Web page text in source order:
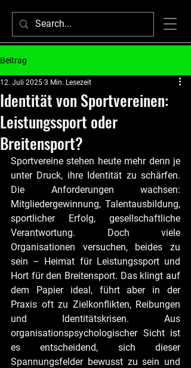
Beitrag
Identität von Sportvereinen:
Leistungssport oder
Breitensport?
12. Juli 2025 3 Min. Lesezeit
Sportvereine stehen heute mehr denn je
unter Druck, ihre Identität zu schärfen.
Die Anforderungen wachsen:
Mitgliedergewinnung, Talentausbildung,
sportlicher Erfolg, gesellschaftliche
Verantwortung. Doch viele
Organisationen versuchen, beides zu
sein – Heimat für Leistungssport und
Hort für den Breitensport. Das klingt auf
dem Papier ideal, führt aber in der
Praxis oft zu Zielkonflikten, Reibungen
und Identitätskrisen. Aus
organisationspsychologischer Sicht ist
es entscheidend, sich dieser
Spannungsfelder bewusst zu sein und